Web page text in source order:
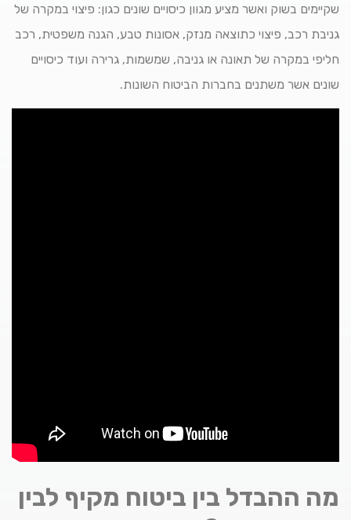
שקיימים בשוק ואשר מציע מגוון כיסויים שונים כגון: פיצוי במקרה של
גניבת רכב, פיצוי כתוצאה מנזק, אסונות טבע, הגנה משפטית, רכב
חליפי במקרה של תאונה או גניבה, שמשמות, גרירה ועוד כיסויים
שונים אשר משתנים בחברות הביטוח השונות.
מה ההבדל בין ביטוח מקיף לבין